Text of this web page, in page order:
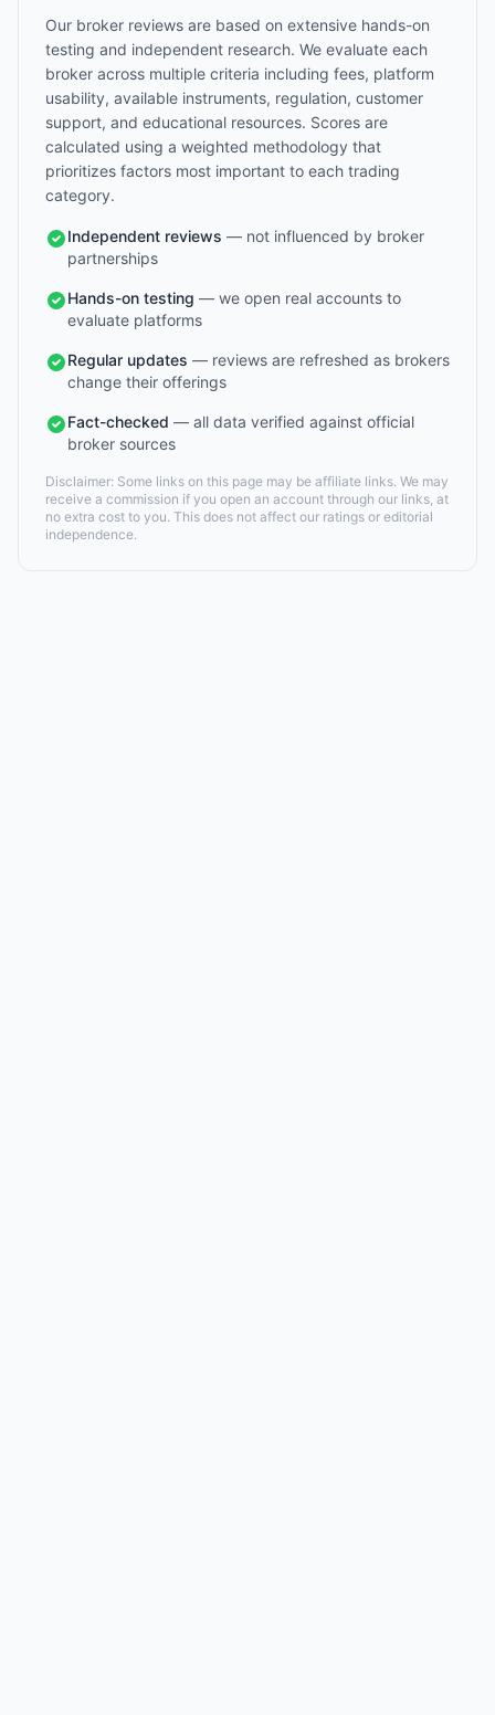
Our broker reviews are based on extensive hands-on
testing and independent research. We evaluate each
broker across multiple criteria including fees, platform
usability, available instruments, regulation, customer
support, and educational resources. Scores are
calculated using a weighted methodology that
prioritizes factors most important to each trading
category.
Independent reviews — not influenced by broker
partnerships
Hands-on testing — we open real accounts to
evaluate platforms
Regular updates — reviews are refreshed as brokers
change their offerings
Fact-checked — all data verified against official
broker sources
Disclaimer: Some links on this page may be affiliate links. We may
receive a commission if you open an account through our links, at
no extra cost to you. This does not affect our ratings or editorial
independence.